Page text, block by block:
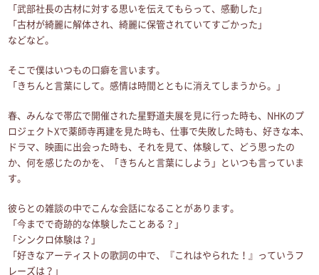
「武部社長の古材に対する思いを伝えてもらって、感動した」
「古材が綺麗に解体され、綺麗に保管されていてすごかった」
などなど。
そこで僕はいつもの口癖を言います。
「きちんと言葉にして。感情は時間とともに消えてしまうから。」
春、みんなで帯広で開催された星野道夫展を見に行った時も、NHKのプ
ロジェクトXで薬師寺再建を見た時も、仕事で失敗した時も、好きな本、
ドラマ、映画に出会った時も、それを見て、体験して、どう思ったの
か、何を感じたのかを、「きちんと言葉にしよう」といつも言っていま
す。
彼らとの雑談の中でこんな会話になることがあります。
「今までで奇跡的な体験したことある？」
「シンクロ体験は？」
「好きなアーティストの歌詞の中で、『これはやられた！』っていうフ
レーズは？」